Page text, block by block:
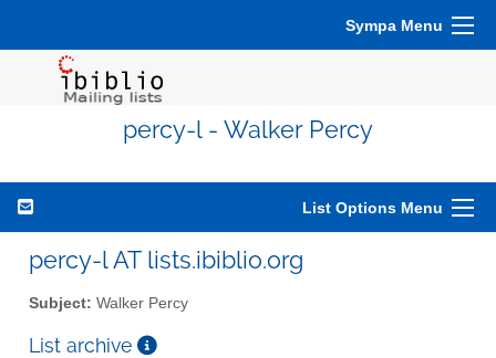
Sympa Menu
percy-l - Walker Percy
List Options Menu
percy-l AT lists.ibiblio.org
Subject: Walker Percy
List archive